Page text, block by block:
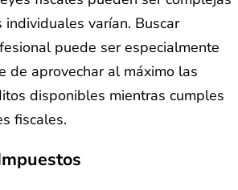
individuales varían. Buscar
puede ser especialmente
de aprovechar al máximo las
disponibles mientras cumples
fiscales.